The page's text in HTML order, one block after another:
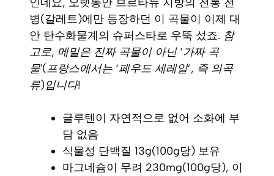
병(갈레트)에만 등장하던 이 곡물이 이제 대
안 탄수화물계의 슈퍼스타로 우뚝 섰죠. 참
고로, 메밀은 진짜 곡물이 아닌 ‘가짜 곡
물'(프랑스에서는 ‘페우드 세레알’, 즉 의곡
류)입니다!
글루텐이 자연적으로 없어 소화에 부
담 없음
식물성 단백질 13g(100g당) 보유
마그네슘이 무려 230mg(100g당), 이